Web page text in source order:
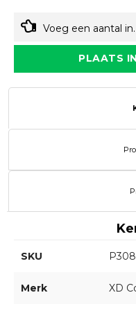
Voeg een aantal in.
PLAATS
SKU
Merk XD